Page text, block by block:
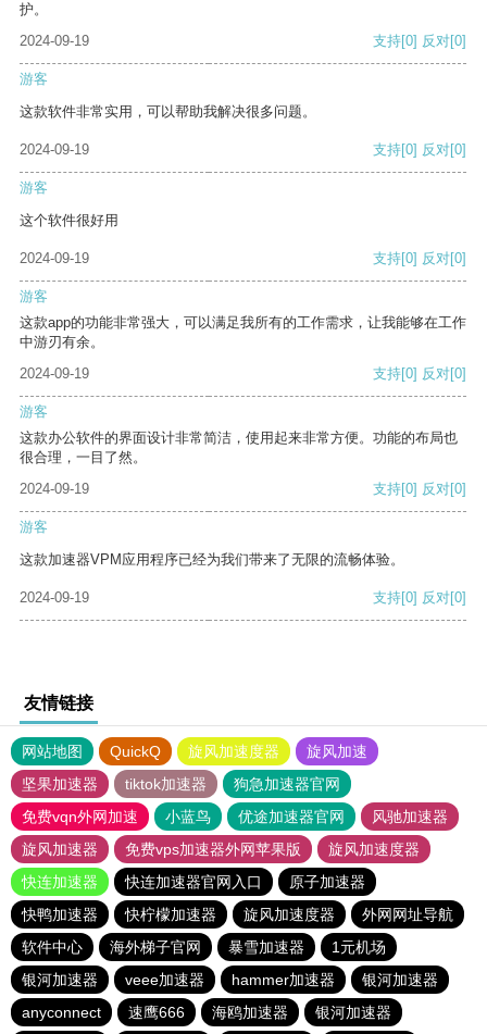
护。
2024-09-19
支持[0] 反对[0]
游客
这款软件非常实用，可以帮助我解决很多问题。
2024-09-19 支持[0] 反对[0]
游客
这个软件很好用
2024-09-19 支持[0] 反对[0]
游客
这款app的功能非常强大，可以满足我所有的工作需求，让我能够在工作
中游刃有余。
2024-09-19
支持[0] 反对[0]
游客
这款办公软件的界面设计非常简洁，使用起来非常方便。功能的布局也
很合理，一目了然。
2024-09-19
支持[0] 反对[0]
游客
这款加速器VPM应用程序已经为我们带来了无限的流畅体验。
2024-09-19 支持[0] 反对[0]
友情链接
网站地图 QuickQ 旋风加速度器
旋风加速
坚果加速器
tiktok加速器
狗急加速器官网
免费vqn外网加速
小蓝鸟 优途加速器官网
风驰加速器
旋风加速器
免费vps加速器外网苹果版
旋风加速度器
快连加速器
快连加速器官网入口
原子加速器
快鸭加速器
快柠檬加速器 旋风加速度器
外网网址导航
软件中心
海外梯子官网 暴雪加速器
1元机场
银河加速器
veee加速器 hammer加速器
银河加速器
anyconnect
速鹰666 海鸥加速器 银河加速器